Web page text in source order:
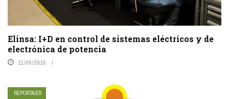
Elinsa: I+D en control de sistemas eléctricos y de
electrónica de potencia
11/05/2015
REPORTAJES